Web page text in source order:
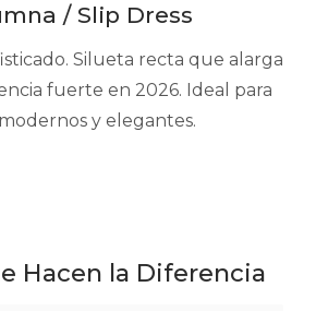
/ Slip Dress
Silueta recta que alarga
fuerte en 2026. Ideal para
y elegantes.
Hacen la Diferencia